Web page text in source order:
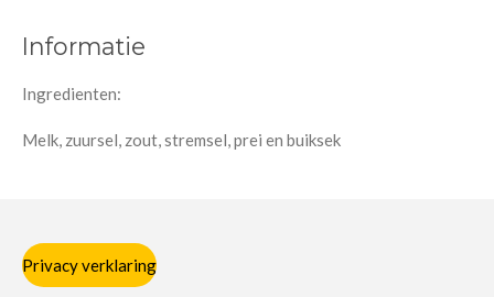
Informatie
Ingredienten:
Melk, zuursel, zout, stremsel, prei en buiksek
Privacy verklaring